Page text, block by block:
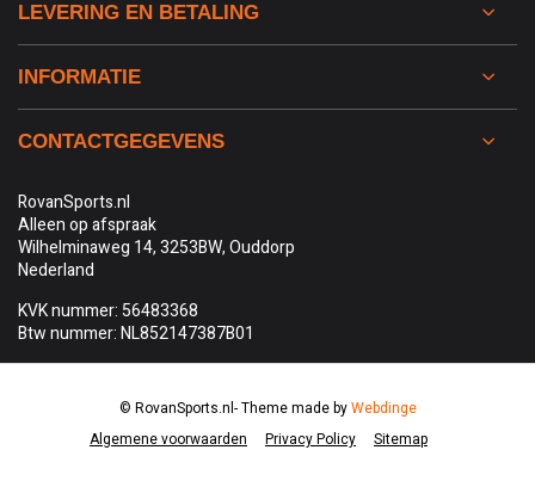
LEVERING EN BETALING
INFORMATIE
CONTACTGEGEVENS
RovanSports.nl
Alleen op afspraak
Wilhelminaweg 14, 3253BW, Ouddorp
Nederland
KVK nummer: 56483368
Btw nummer: NL852147387B01
Algemene voorwaarden Privacy Policy Sitemap
© RovanSports.nl- Theme made byWebdinge